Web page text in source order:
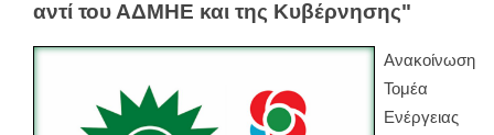
αντί του ΑΔΜΗΕ και της Κυβέρνησης"
Ανακοίνωση
Τομέα
Ενέργειας